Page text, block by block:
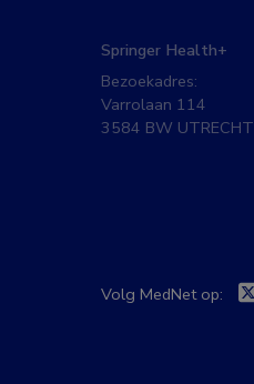
Springer Health+
Bezoekadres:
Varrolaan 114
3584 BW UTRECHT
Volg MedNet op: